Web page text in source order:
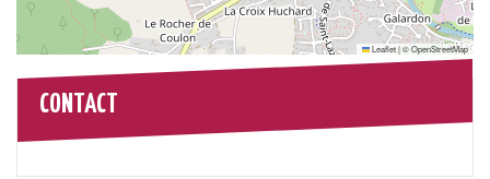
Leaflet|©OpenStreetMap
CONTACT